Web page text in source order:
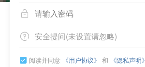

 安全提问(未设置请忽略)
 阅读并同意 《用户协议》 和 《隐私声明》